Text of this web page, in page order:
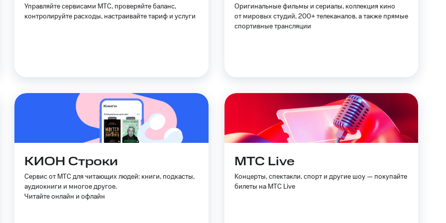
Приложения
ГудокМой МТСВсе приложения
15%
МТС Настройки автоплатежаПополнить номер другого оператора
Оплата
картуМТС PayОплата по QR-коду за границей
часы и трекерыУмный дом Акции и скидкиВсе товары
15%
при оплате с карты МТС Деньги
Управляйте сервисами МТС, проверяйте баланс,
контролируйте расходы, настраивайте тариф и услуги
Оригинальные фильмы и сериалы, коллекция кино
от мировых студий, 200+ телеканалов, а также прямые
спортивные трансляции
КИОН Строки
Сервис от МТС для читающих людей: книги, подкасты,
аудиокниги и многое другое.
Читайте онлайн и офлайн
МТС Live
Концерты, спектакли, спорт и другие шоу — покупайте
билеты на МТС Live